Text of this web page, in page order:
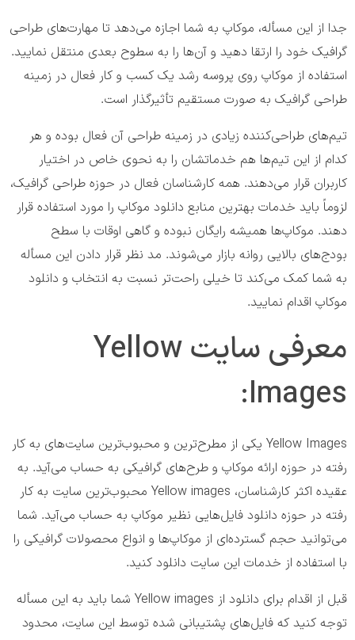
جدا از این مسأله، موکاپ به شما اجازه می‌دهد تا مهارت‌های طراحی
گرافیک خود را ارتقا دهید و آن‌ها را به سطوح بعدی منتقل نمایید.
استفاده از موکاپ روی پروسه رشد یک کسب و کار فعال در زمینه
طراحی گرافیک به صورت مستقیم تأثیر‌گذار است.
تیم‌های طراحی‌کننده زیادی در زمینه طراحی آن فعال بوده و هر
کدام از این تیم‌ها هم خدماتشان را به نحوی خاص در اختیار
کاربران قرار می‌دهند. همه کارشناسان فعال در حوزه طراحی گرافیک،
لزوماً باید خدمات بهترین منابع دانلود موکاپ را مورد استفاده قرار
دهند. موکاپ‌ها همیشه رایگان نبوده و گاهی اوقات با سطح
بودج‌های بالایی روانه بازار می‌شوند. مد نظر قرار دادن این مسأله
به شما کمک می‌کند تا خیلی راحت‌تر نسبت به انتخاب و دانلود
موکاپ اقدام نمایید.
معرفی سایت Yellow
Images:
Yellow Images یکی از مطرح‌ترین و محبوب‌ترین سایت‌های به کار
رفته در حوزه ارائه موکاپ و طرح‌های گرافیکی به حساب می‌آید. به
عقیده اکثر کارشناسان، Yellow images محبوب‌ترین سایت به کار
رفته در حوزه دانلود فایل‌هایی نظیر موکاپ به حساب می‌آید. شما
می‌توانید حجم گسترده‌ای از موکاپ‌ها و انواع محصولات گرافیکی را
با استفاده از خدمات این سایت دانلود کنید.
قبل از اقدام برای دانلود از Yellow images شما باید به این مسأله
توجه کنید که فایل‌های پشتیبانی شده توسط این سایت، محدود